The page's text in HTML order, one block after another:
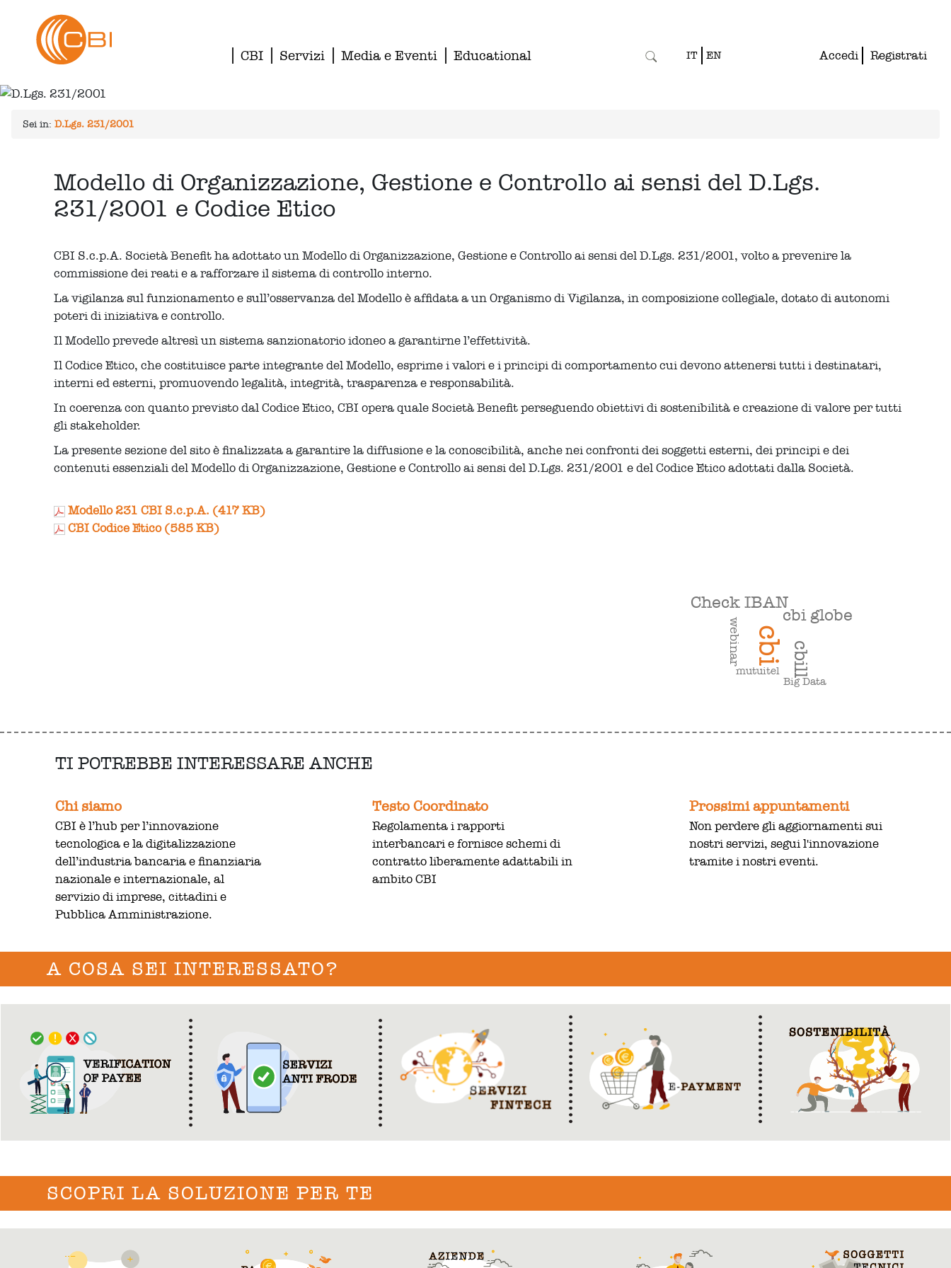
CBI Servizi Media e Eventi Educational IT EN Accedi Registrati
Sei in: D.Lgs. 231/2001
Modello di Organizzazione, Gestione e Controllo ai sensi del D.Lgs.
231/2001 e Codice Etico
CBI S.c.p.A. Società Benefit ha adottato un Modello di Organizzazione, Gestione e Controllo ai sensi del D.Lgs. 231/2001, volto a prevenire la
commissione dei reati e a rafforzare il sistema di controllo interno.
La vigilanza sul funzionamento e sull’osservanza del Modello è affidata a un Organismo di Vigilanza, in composizione collegiale, dotato di autonomi
poteri di iniziativa e controllo.
Il Modello prevede altresì un sistema sanzionatorio idoneo a garantirne l’effettività.
Il Codice Etico, che costituisce parte integrante del Modello, esprime i valori e i principi di comportamento cui devono attenersi tutti i destinatari,
interni ed esterni, promuovendo legalità, integrità, trasparenza e responsabilità.
In coerenza con quanto previsto dal Codice Etico, CBI opera quale Società Benefit perseguendo obiettivi di sostenibilità e creazione di valore per tutti
gli stakeholder.
La presente sezione del sito è finalizzata a garantire la diffusione e la conoscibilità, anche nei confronti dei soggetti esterni, dei principi e dei
contenuti essenziali del Modello di Organizzazione, Gestione e Controllo ai sensi del D.Lgs. 231/2001 e del Codice Etico adottati dalla Società.
Modello 231 CBI S.c.p.A. (417 KB)
CBI Codice Etico (585 KB)
cbi cbill
cbi globe
Check IBAN
webinar
mutuitel
Big Data
TI POTREBBE INTERESSARE ANCHE
Chi siamo
CBI è l’hub per l’innovazione
tecnologica e la digitalizzazione
dell’industria bancaria e finanziaria
nazionale e internazionale, al
servizio di imprese, cittadini e
Pubblica Amministrazione.
Testo Coordinato
Regolamenta i rapporti
interbancari e fornisce schemi di
contratto liberamente adattabili in
ambito CBI
Prossimi appuntamenti
Non perdere gli aggiornamenti sui
nostri servizi, segui l'innovazione
tramite i nostri eventi.
A COSA SEI INTERESSATO?
SCOPRI LA SOLUZIONE PER TE